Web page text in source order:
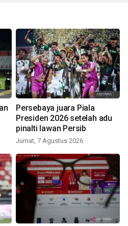
Persebaya juara Piala
Presiden 2026 setelah adu
pinalti lawan Persib
Jumat, 7 Agustus 2026